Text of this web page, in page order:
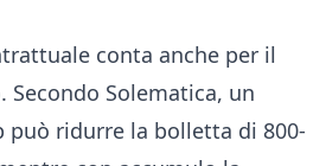
conta anche per il
Solematica, un
può ridurre la bolletta di 800-